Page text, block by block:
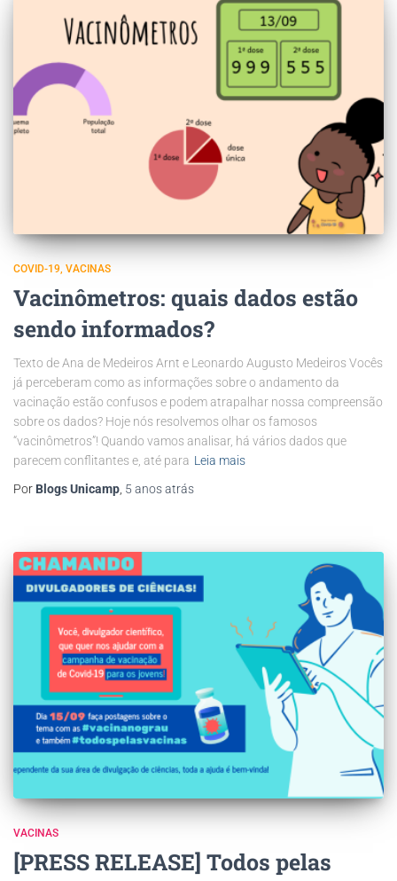
COVID-19 VACINAS
Vacinômetros: quais dados estão
sendo informados?
Texto de Ana de Medeiros Arnt e Leonardo Augusto Medeiros Vocês
já perceberam como as informações sobre o andamento da
vacinação estão confusos e podem atrapalhar nossa compreensão
sobre os dados? Hoje nós resolvemos olhar os famosos
“vacinômetros”! Quando vamos analisar, há vários dados que
parecem conflitantes e, até para Leia mais
Por Blogs Unicamp 5 anosatrás
VACINAS
[PRESS RELEASE] Todos pelas